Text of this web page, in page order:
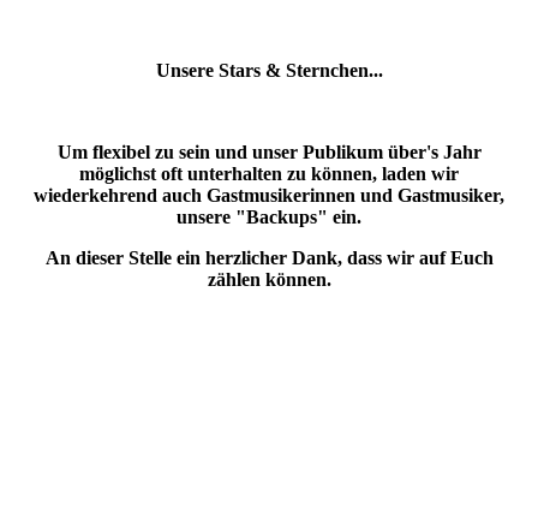
Unsere Stars & Sternchen...
Um flexibel zu sein und unser Publikum über's Jahr
möglichst oft unterhalten zu können, laden wir
wiederkehrend auch Gastmusikerinnen und Gastmusiker,
unsere "Backups" ein.
An dieser Stelle ein herzlicher Dank, dass wir auf Euch
zählen können.